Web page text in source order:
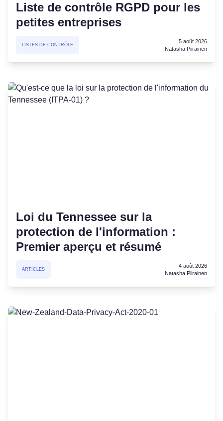
Liste de contrôle RGPD pour les
petites entreprises
LISTES DE CONTRÔLE
5 août 2026
Natasha Piirainen
Loi du Tennessee sur la
protection de l'information :
Premier aperçu et résumé
ARTICLES
4 août 2026
Natasha Piirainen